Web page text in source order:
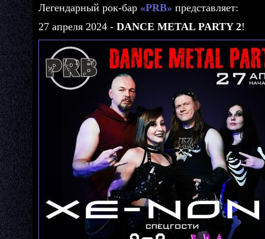
Легендарный рок-бар «PRB» представляет:
27 апреля 2024 - DANCE METAL PARTY 2!